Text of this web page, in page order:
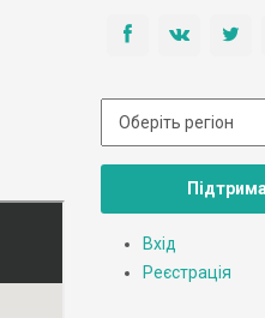
Вхід
Реєстрація